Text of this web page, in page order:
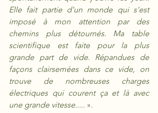
Elle fait partie d'un monde qui s'est
imposé à mon attention par des
chemins plus détournés. Ma table
scientifique est faite pour la plus
grande part de vide. Répandues de
façons clairsemées dans ce vide, on
trouve de nombreuses charges
électriques qui courent ça et là avec
une grande vitesse..... ».